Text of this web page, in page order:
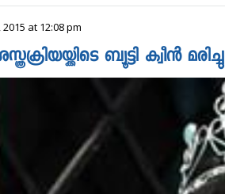
at 12:08 pm
ബ്യൂട്ടി ക്വീന്‍ മരിച്ചു